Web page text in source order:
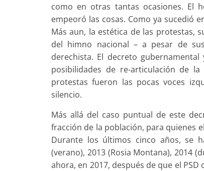
como en otras tantas ocasiones. El
empeoró las cosas. Como ya sucedió
Más aun, la estética de las protestas,
del himno nacional – a pesar de
derechista. El decreto
posibilidades de re-articulación de
protestas fueron las pocas voces
silencio.
Más allá del caso puntual de este
fracción de la población, para quienes
Durante los últimos cinco años, se
(verano), 2013 (Rosia Montana), 2014
ahora, en 2017, después de que el